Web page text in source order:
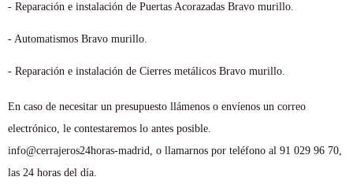
- Reparación e instalación de Puertas Acorazadas Bravo murillo.
- Automatismos Bravo murillo.
- Reparación e instalación de Cierres metálicos Bravo murillo.
En caso de necesitar un presupuesto llámenos o envíenos un correo
electrónico, le contestaremos lo antes posible.
info@cerrajeros24horas-madrid, o llamarnos por teléfono al 91 029 96 70,
las 24 horas del día.